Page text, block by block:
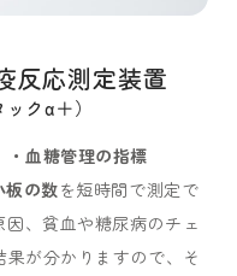
反応測定装置
クα＋）
・血糖管理の指標
板の数を短時間で測定で
、貧血や糖尿病のチェ
が分かりますので、そ